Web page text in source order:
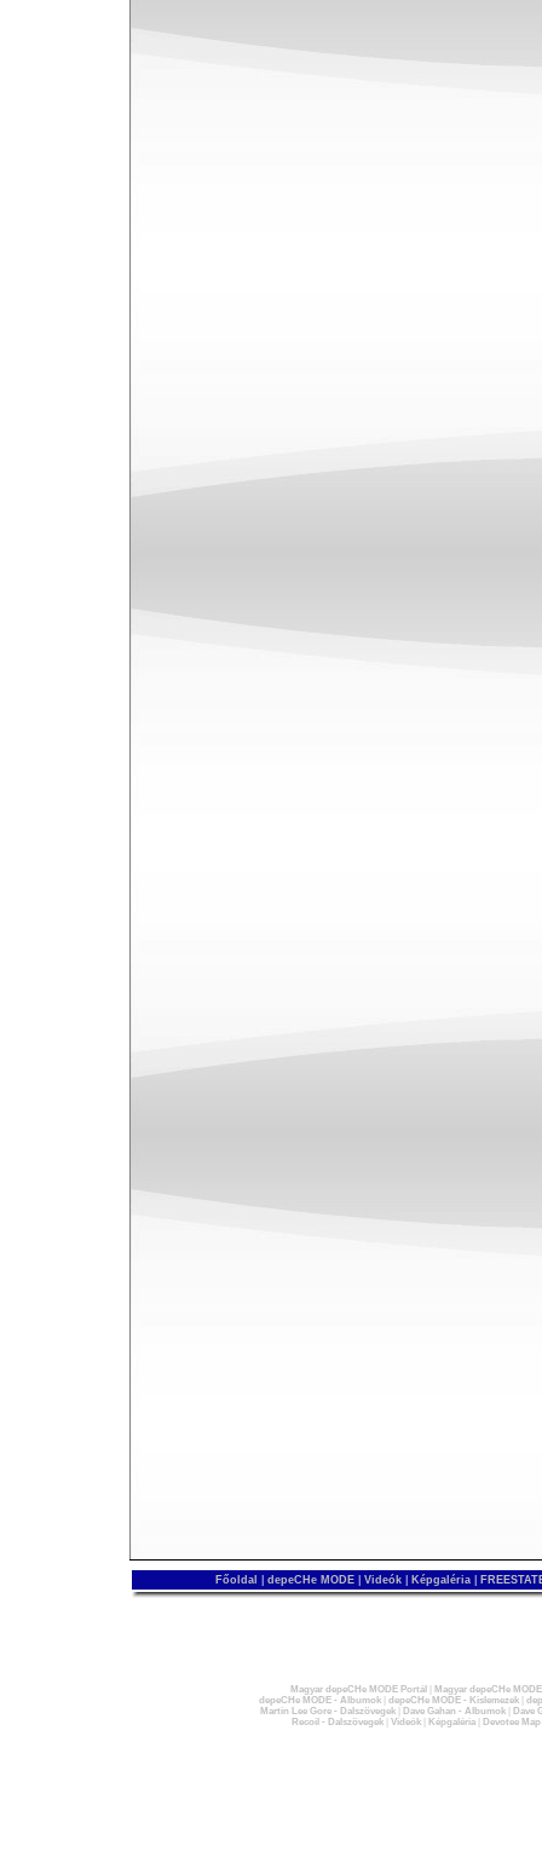
Főoldal depeCHe MODE Videók Képgaléria
Magyar depeCHe MODE Portál
Magyar depeCHe
depeCHe MODE - Albumok| depeCHe MODE - Kislemezek|
Martin Lee Gore - Dalszövegek| Dave Gahan - Albumok|
Dave
Recoil - Dalszövegek| Videók| Képgaléria| Devotee Map